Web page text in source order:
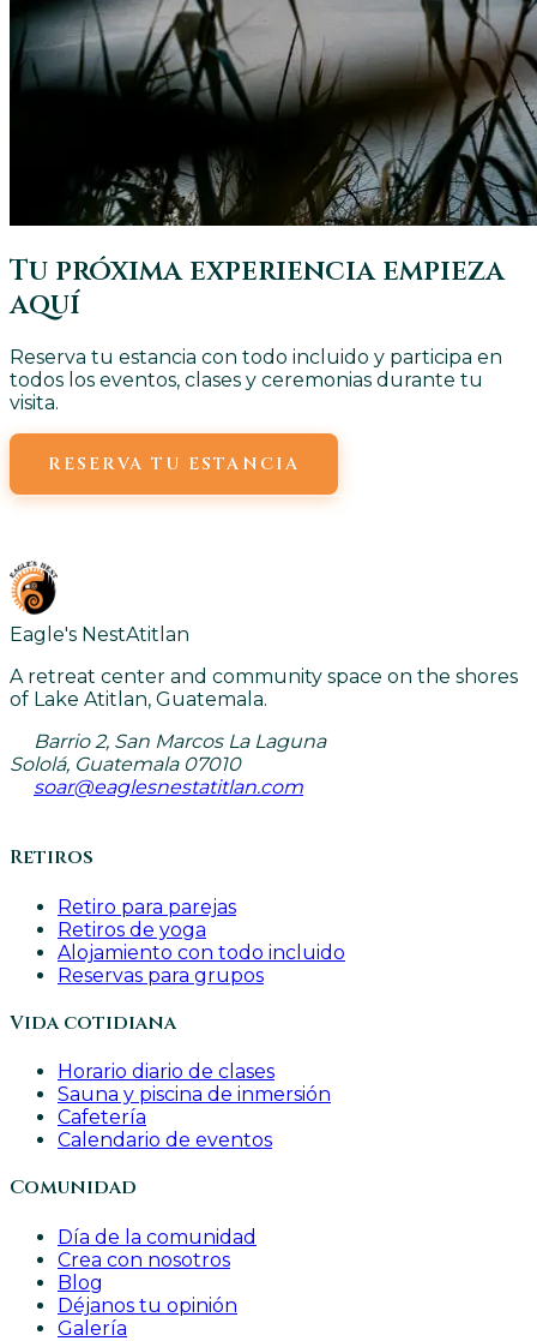
Tu próxima experiencia empieza
aquí
Reserva tu estancia con todo incluido y participa en
todos los eventos, clases y ceremonias durante tu
visita.
RESERVA TU ESTANCIA
Eagle's NestAtitlan
A retreat center and community space on the shores
of Lake Atitlan, Guatemala.
Barrio 2, San Marcos La Laguna
Sololá, Guatemala 07010
soar@eaglesnestatitlan.com
Retiros
Retiro para parejas
Retiros de yoga
Alojamiento con todo incluido
Reservas para grupos
Vida cotidiana
Horario diario de clases
Sauna y piscina de inmersión
Cafetería
Calendario de eventos
Comunidad
Día de la comunidad
Crea con nosotros
Blog
Déjanos tu opinión
Galería